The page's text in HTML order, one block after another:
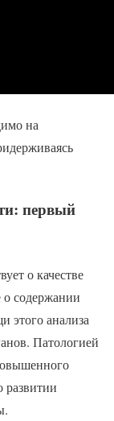
на
первый
о качестве
о содержании
этого анализа
Патологией
развитии